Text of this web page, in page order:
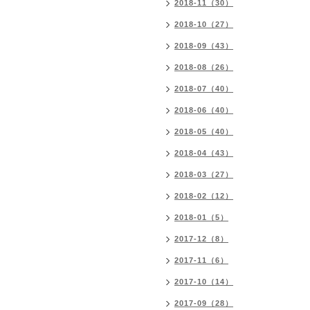
2018-11（30）
2018-10（27）
2018-09（43）
2018-08（26）
2018-07（40）
2018-06（40）
2018-05（40）
2018-04（43）
2018-03（27）
2018-02（12）
2018-01（5）
2017-12（8）
2017-11（6）
2017-10（14）
2017-09（28）